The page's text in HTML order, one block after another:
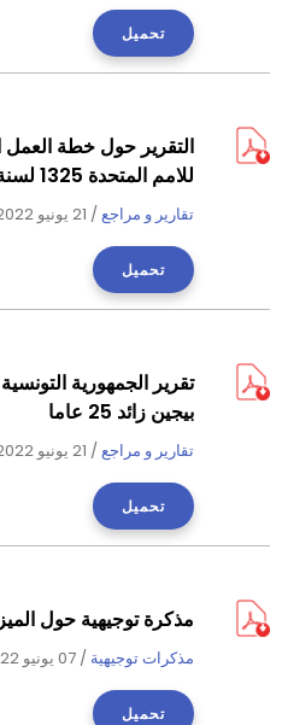
تحميل
التقرير حول خطة العمل
للامم المتحدة 1325 لسنة 2000
تقارير و مراجع/ 21 يونيو 2022
تحميل
تقرير الجمهورية
بيجين زائد 25 عاما
تقارير و مراجع/ 21 يونيو 2022
تحميل
مذكرة توجيهية حول
مذكرات توجيهية / 07 يونيو 2022
تحميل